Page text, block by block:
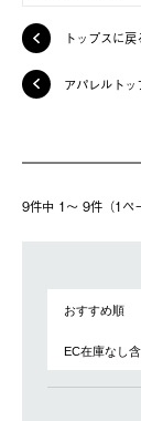
トップスに戻
アパレルトッ
9件中 1〜 9件（1ペ